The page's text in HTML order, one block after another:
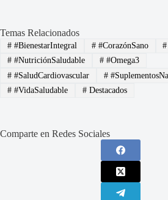
Temas Relacionados
##BienestarIntegral ##CorazónSano #
##NutriciónSaludable ##Omega3
##SaludCardiovascular #
##VidaSaludable #Destacados
Comparte en Redes Sociales